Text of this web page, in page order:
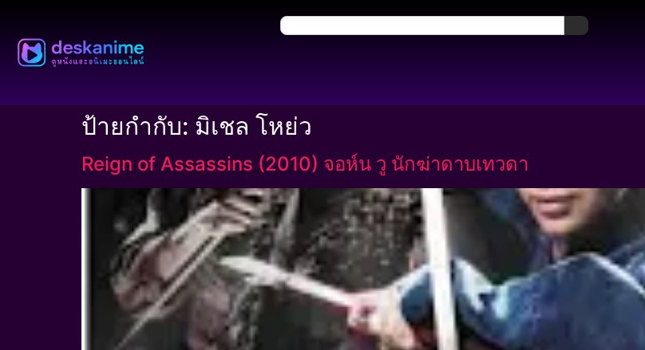
ป้ายกำกับ: มิเชล โหย่ว
Reign of Assassins (2010) จอห์น วู นักฆ่าดาบเทวดา